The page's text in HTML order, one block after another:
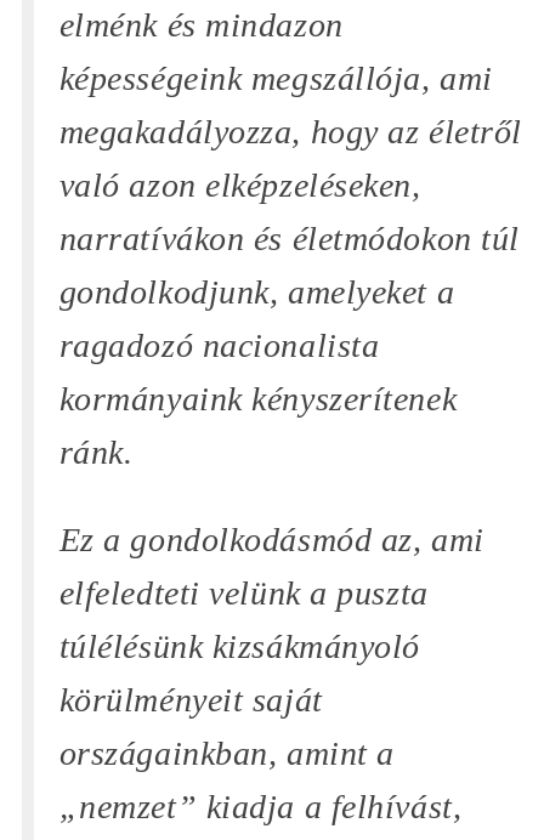
elménk és mindazon
képességeink megszállója, ami
megakadályozza, hogy az életről
való azon elképzeléseken,
narratívákon és életmódokon túl
gondolkodjunk, amelyeket a
ragadozó nacionalista
kormányaink kényszerítenek
ránk.
Ez a gondolkodásmód az, ami
elfeledteti velünk a puszta
túlélésünk kizsákmányoló
körülményeit saját
országainkban, amint a
„nemzet” kiadja a felhívást,